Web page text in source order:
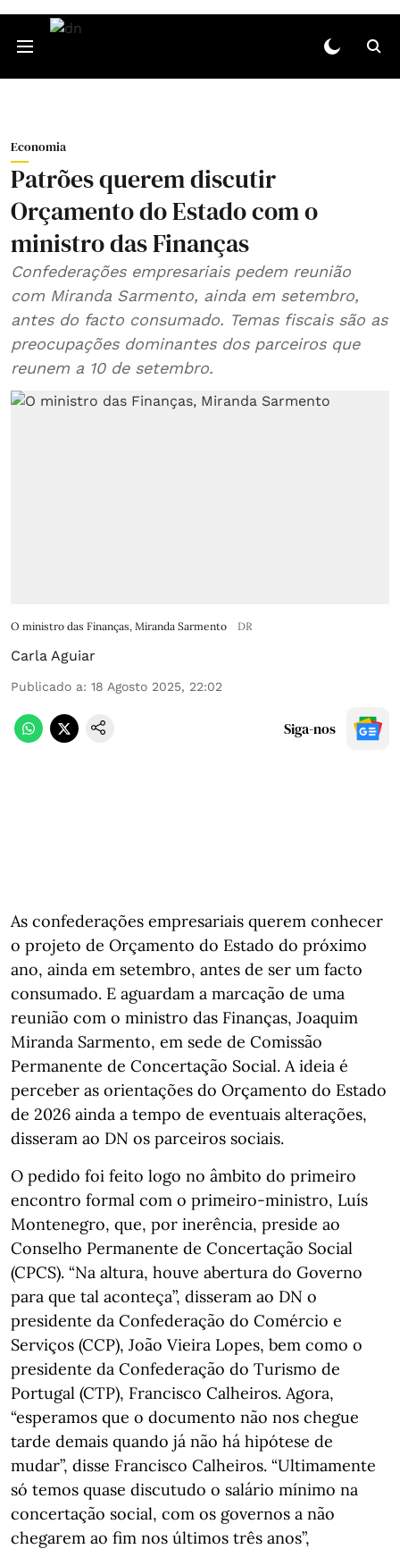
Economia
Patrões querem discutir
Orçamento do Estado com o
ministro das Finanças
Confederações empresariais pedem reunião
com Miranda Sarmento, ainda em setembro,
antes do facto consumado. Temas fiscais são as
preocupações dominantes dos parceiros que
reunem a 10 de setembro.
O ministro das Finanças, Miranda Sarmento DR
Carla Aguiar
Publicado a: 18 Agosto 2025, 22:02
Siga-nos
As confederações empresariais querem conhecer
o projeto de Orçamento do Estado do próximo
ano, ainda em setembro, antes de ser um facto
consumado. E aguardam a marcação de uma
reunião com o ministro das Finanças, Joaquim
Miranda Sarmento, em sede de Comissão
Permanente de Concertação Social. A ideia é
perceber as orientações do Orçamento do Estado
de 2026 ainda a tempo de eventuais alterações,
disseram ao DN os parceiros sociais.
O pedido foi feito logo no âmbito do primeiro
encontro formal com o primeiro-ministro, Luís
Montenegro, que, por inerência, preside ao
Conselho Permanente de Concertação Social
(CPCS). “Na altura, houve abertura do Governo
para que tal aconteça”, disseram ao DN o
presidente da Confederação do Comércio e
Serviços (CCP), João Vieira Lopes, bem como o
presidente da Confederação do Turismo de
Portugal (CTP), Francisco Calheiros. Agora,
“esperamos que o documento não nos chegue
tarde demais quando já não há hipótese de
mudar”, disse Francisco Calheiros. “Ultimamente
só temos quase discutudo o salário mínimo na
concertação social, com os governos a não
chegarem ao fim nos últimos três anos”,